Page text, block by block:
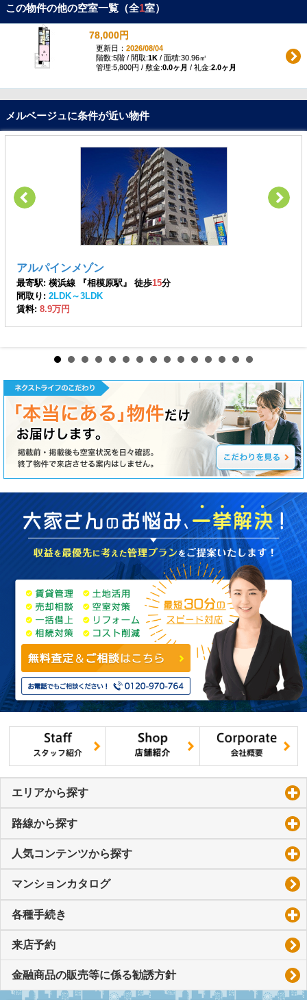
この物件の他の空室一覧（全1室）
78,000円
更新日： 2026/08/04
階数:5階 / 間取:1K/ 面積:30.96㎡
管理:5,800円 / 敷金:0.0ヶ月 / 礼金:2.0ヶ月
メルベージュに条件が近い物件
アルパインメゾン
最寄駅: 横浜線 『相模原駅』 徒歩15分
間取り: 2LDK～3LDK
賃料: 8.9万円
エリアから探す
路線から探す
人気コンテンツから探す
マンションカタログ
各種手続き
来店予約
金融商品の販売等に係る勧誘方針